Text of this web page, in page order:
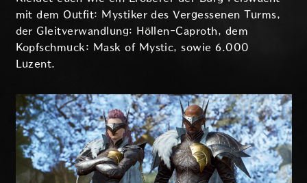
mit dem Outfit: Mystiker des Vergessenen Turms,
der Gleitverwandlung: Höllen-Caproth, dem
Kopfschmuck: Mask of Mystic, sowie 6.000
Luzent.